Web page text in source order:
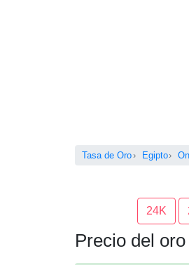
Tasa de Oro Egipto
24K
Precio del